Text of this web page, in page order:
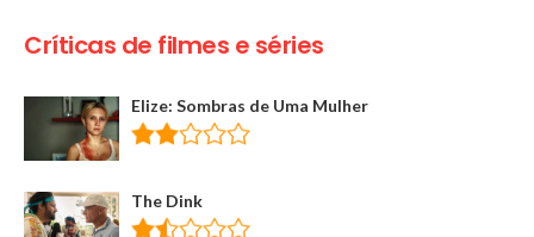
Críticas de filmes e séries
Elize: Sombras de Uma Mulher
The Dink